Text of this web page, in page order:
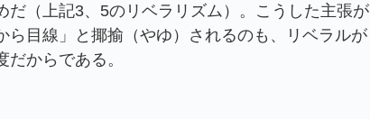
だ（上記3、5のリベラリズム）。こうした主張が
ら目線」と揶揄（やゆ）されるのも、リベラルが
からである。